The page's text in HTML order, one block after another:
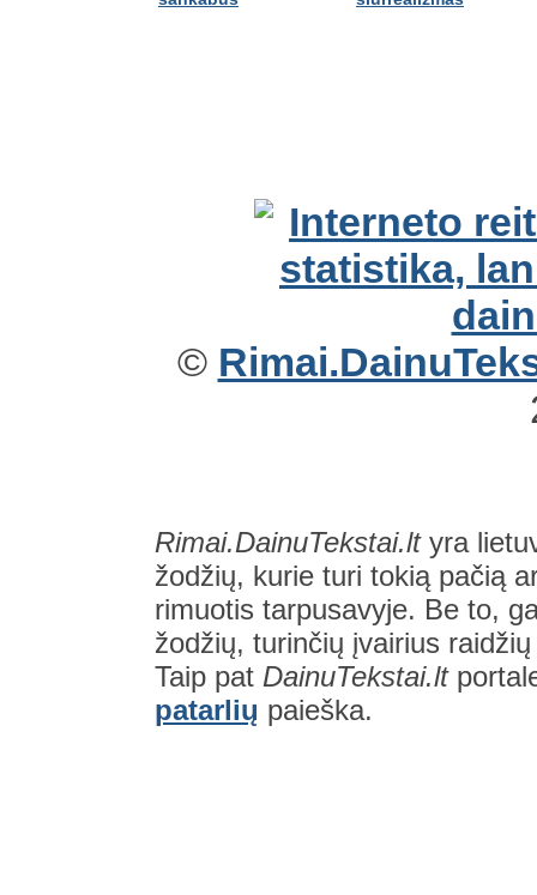
©
Rimai.DainuTekstai.ltyra
žodžių, kurie turi tokią pačią
rimuotis tarpusavyje. Be to,
žodžių, turinčių įvairius
Taip pat DainuTekstai.lt
patarlių paieška.